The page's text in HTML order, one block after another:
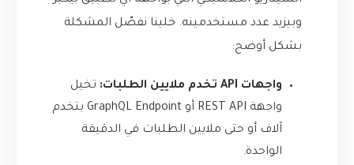
وبيزيد عدد مستخدمينه. خلينا نفصّل المشكلة
بشكل أوضح:
واجهات API تخدم ملايين الطلبات:
تخيل
واجهة REST API أو GraphQL Endpoint بتخدم
آلاف أو حتى ملايين الطلبات في الدقيقة
الواحدة.